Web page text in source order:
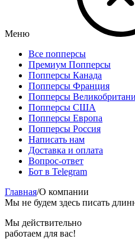
Меню
Все попперсы
Премиум Попперсы
Попперсы Канада
Попперсы Франция
Попперсы
Попперсы США
Попперсы Европа
Попперсы Россия
Написать нам
Доставка и оплата
Вопрос-ответ
Бот в Telegram
Главная/О компании
Мы не будем здесь писать
Мы действительно
работаем для вас!